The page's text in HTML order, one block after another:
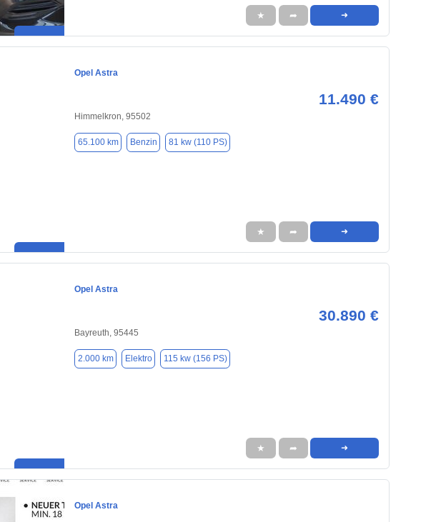
★ ➦ ➜
Opel Astra
11.490 €
Himmelkron, 95502
65.100 km Benzin 81 kw (110 PS)
★ ➦ ➜
Opel Astra
30.890 €
Bayreuth, 95445
2.000 km Elektro 115 kw (156 PS)
★ ➦ ➜
Opel Astra